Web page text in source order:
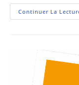
Continuer La